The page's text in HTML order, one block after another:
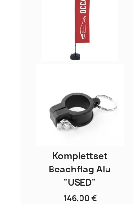
Komplettset
Beachflag Alu
"USED"
146,00 €